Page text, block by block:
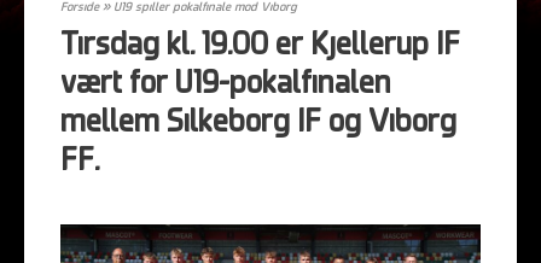
Forside» U19 spiller pokalfinale mod Viborg
Tirsdag kl. 19.00 er Kjellerup IF
vært for U19-pokalfinalen
mellem Silkeborg IF og Viborg
FF.